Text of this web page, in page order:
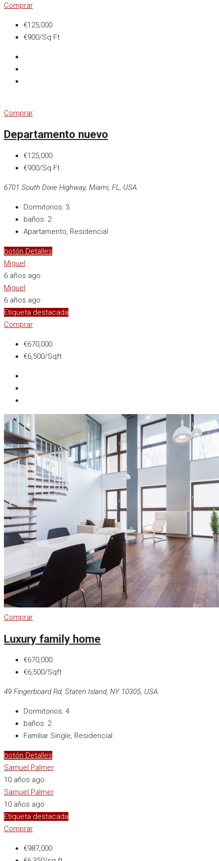
Comprar
€125,000
€900/Sq Ft
Comprar
Departamento nuevo
€125,000
€900/Sq Ft
6701 South Dixie Highway, Miami, FL, USA
Dormitorios: 3
baños: 2
Apartamento, Residencial
botón Detalles
Miguel
6 años ago
Miguel
6 años ago
Etiqueta destacada
Comprar
€670,000
€6,500/Sqft
Comprar
Luxury family home
€670,000
€6,500/Sqft
49 Fingerboard Rd, Staten Island, NY 10305, USA
Dormitorios: 4
baños: 2
Familiar Single, Residencial
botón Detalles
Samuel Palmer
10 años ago
Samuel Palmer
10 años ago
Etiqueta destacada
Comprar
€987,000